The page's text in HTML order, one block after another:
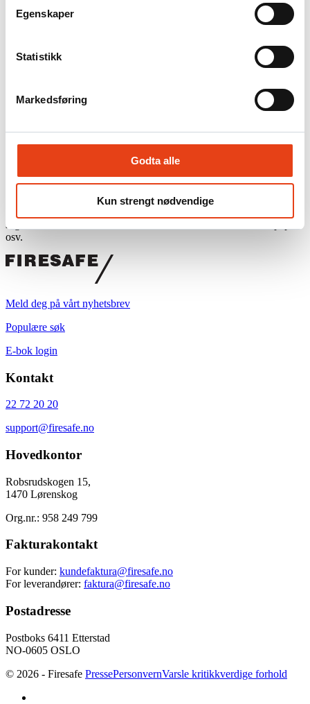
Egenskaper
Statistikk
Markedsføring
Godta alle
Kun strengt nødvendige
Det finnes mange gode produkter med forskjellig bruksområder.
Kullsyreslukker trenger du ved brann i elektrisk utstyr.
Brannslanger tilkoblet rent vann har mange fordeler. Vann
skumslokker, men dagens skumapparater er nå mye mer effektivt
enn det var tidligere. Har du gassbrenner er skum ikke godkjent for
slukking av brann. Gassen må skrus av og man må legge på
et brannteppe. Co2 er for slokking av brennende vesker, elektriske
seg ikke for brann i fiberiøse materialer som treverk, tekstiler, papir,
osv.
Meld deg på vårt nyhetsbrev
Populære søk
E-bok login
Kontakt
22 72 20 20
support@firesafe.no
Hovedkontor
Robsrudskogen 15,
1470 Lørenskog
Org.nr.: 958 249 799
Fakturakontakt
For kunder: kundefaktura@firesafe.no
For leverandører: faktura@firesafe.no
Postadresse
Postboks 6411 Etterstad
NO-0605 OSLO
© 2026 - Firesafe PressePersonvernVarsle kritikkverdige forhold